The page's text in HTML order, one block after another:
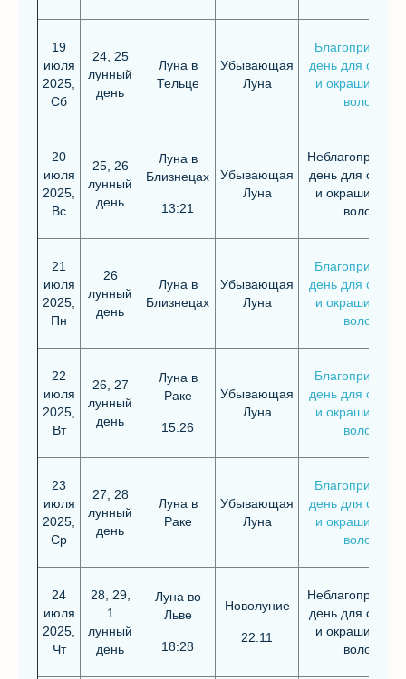
19
июля
2025,
Сб
24, 25
лунный
день
Луна в
Тельце
Убывающая
Луна
Благоприятный
день для
и окрашивания
волос
20
июля
2025,
Вс
25, 26
лунный
день
Луна в
Близнецах
13:21
Убывающая
Луна
день для
и окрашивания
волос
21
июля
2025,
Пн
26
лунный
день
Луна в
Близнецах
Убывающая
Луна
Благоприятный
день для
и окрашивания
волос
22
июля
2025,
Вт
26, 27
лунный
день
Луна в
Раке
15:26
Убывающая
Луна
Благоприятный
день для
и окрашивания
волос
23
июля
2025,
Ср
27, 28
лунный
день
Луна в
Раке
Убывающая
Луна
Благоприятный
день для
и окрашивания
волос
24
июля
2025,
Чт
28, 29,
1
лунный
день
Луна во
Льве
18:28
Новолуние
22:11
день для
и окрашивания
волос